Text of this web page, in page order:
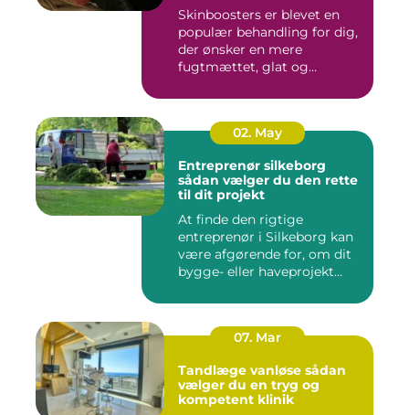
Skinboosters er blevet en
populær behandling for dig,
der ønsker en mere
fugtmættet, glat og
02. May
Entreprenør silkeborg
sådan vælger du den rette
til dit projekt
At finde den rigtige
entreprenør i Silkeborg kan
være afgørende for, om dit
bygge- eller haveprojekt...
07. Mar
Tandlæge vanløse sådan
vælger du en tryg og
kompetent klinik